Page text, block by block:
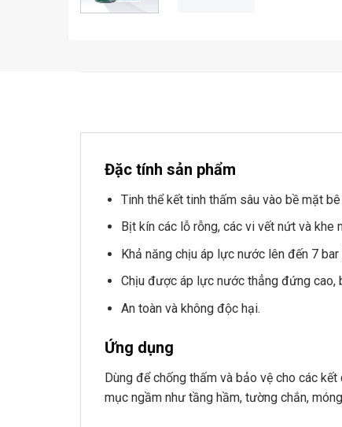
Đặc tính sản phẩm
Tinh thể kết tinh thấm sâu vào bề mặt
Bịt kín các lỗ rỗng, các vi vết nứt và khe
Khả năng chịu áp lực nước lên đến 7 bar
Chịu được áp lực nước thẳng đứng cao,
An toàn và không độc hại.
Ứng dụng
Dùng để chống thấm và bảo vệ cho các
mục ngầm như tầng hầm, tường chắn,